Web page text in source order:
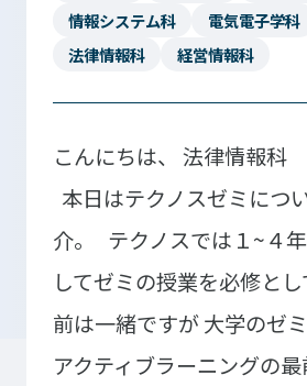
入学検討中の
保護者の
皆さまへ
卒業生の
皆さまへ
情報システム科
電気電子学科
法律情報科
経営情報科
こんにちは、 法律情報科
本日はテクノスゼミにつ
介。
テクノスでは１~４年
してゼミの授業を必修とし
前は一緒ですが大学のゼ
アクティブラーニングの